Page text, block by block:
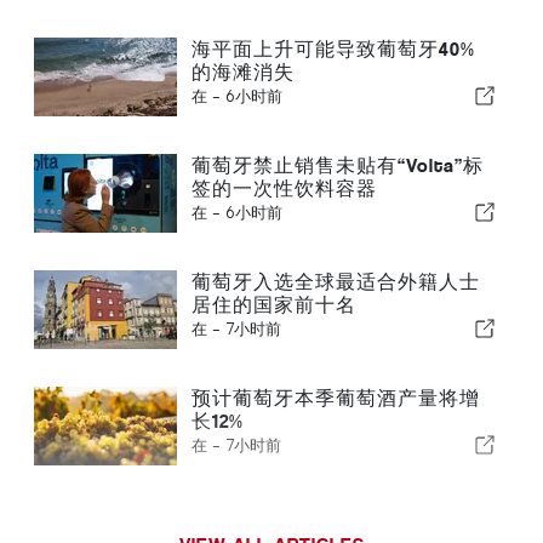
海平面上升可能导致葡萄牙40%
的海滩消失
在 - 6小时前
葡萄牙禁止销售未贴有“Volta”标
签的一次性饮料容器
在 - 6小时前
葡萄牙入选全球最适合外籍人士
居住的国家前十名
在 - 7小时前
预计葡萄牙本季葡萄酒产量将增
长12%
在 - 7小时前